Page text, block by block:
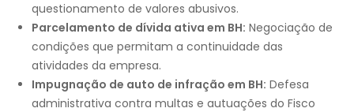
questionamento de valores abusivos.
Parcelamento de dívida ativa em BH: Negociação de
condições que permitam a continuidade das
atividades da empresa.
Impugnação de auto de infração em BH: Defesa
administrativa contra multas e autuações do Fisco